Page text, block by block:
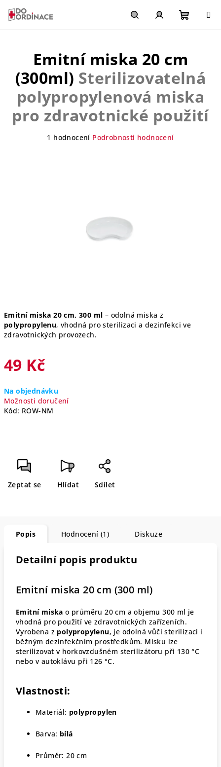
obsah
HledatPřihlášení
košík
Emitní miska 20 cm, 300 ml – odolná miska z
polypropylenu, vhodná pro sterilizaci a dezinfekci ve
zdravotnických provozech.
49 Kč
cena:
Na objednávku
Možnosti doručení
Kód: ROW-NM
Zeptat se Hlídat Sdílet
Emitní miska 20 cm
(300ml) Sterilizovatelná
polypropylenová miska
pro zdravotnické použití
Průměrné
1 hodnocení Podrobnosti hodnocení
Popis Hodnocení (1) Diskuze
Detailní popis produktu
Emitní miska 20 cm (300 ml)
Emitní miska o průměru 20 cm a objemu 300 ml je
vhodná pro použití ve zdravotnických zařízeních.
Vyrobena z polypropylenu, je odolná vůči sterilizaci i
běžným dezinfekčním prostředkům. Misku lze
sterilizovat v horkovzdušném sterilizátoru při 130 °C
nebo v autoklávu při 126 °C.
Vlastnosti:
Materiál: polypropylen
Barva: bílá
Průměr: 20 cm